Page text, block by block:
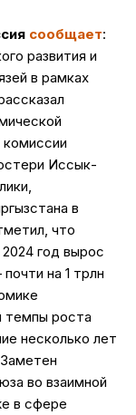
сообщает:
развития и
в рамках
комиссии
Иссык-
в
что
год вырос
на 1 трлн
темпы роста
несколько лет
во взаимной
в сфере